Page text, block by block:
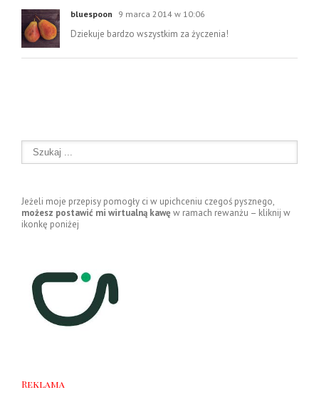
bluespoon 9 marca 2014 w 10:06
Dziekuje bardzo wszystkim za życzenia!
Jeżeli moje przepisy pomogły ci w upichceniu czegoś pysznego,
możesz postawić mi wirtualną kawę w ramach rewanżu – kliknij w
ikonkę poniżej
Reklama